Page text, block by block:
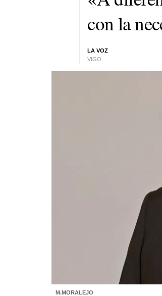
con la
LA VOZ
VIGO
M.MORALEJO